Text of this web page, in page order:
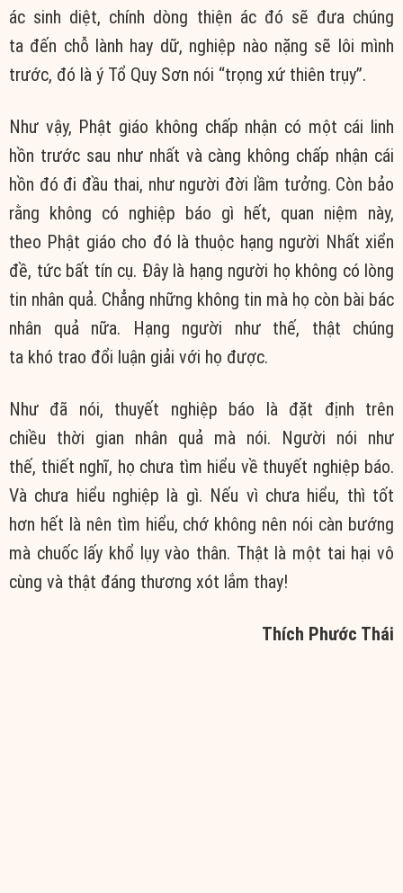
ác sinh diệt, chính dòng thiện ácđó sẽ đưa chúng
ta đến chỗ lành hay dữ, nghiệp nào nặng sẽ lôi mình
trước, đó là ý Tổ Quy Sơn nói “trọng xứ thiên trụy”.
Như vậy, Phật giáo không chấp nhận có một cái linh
hồn trước sau như nhất và càng không chấp nhận cái
hồn đó đi đầu thai, như người đời lầm tưởng. Còn bảo
rằng không có nghiệp báo gì hết, quan niệm này,
theo Phật giáo cho đó là thuộc hạng người Nhất xiển
đề, tức bất tín cụ. Đây là hạng người họ không có lòng
tin nhân quả. Chẳng những không tin mà họ còn bài bác
nhân quả nữa. Hạng người như thế, thật chúng
ta khó trao đổi luận giải với họ được.
Như đã nói, thuyết nghiệp báo là đặt định trên
chiều thời gian nhân quả mà nói. Người nói như
thế, thiết nghĩ, họ chưa tìm hiểu về thuyết nghiệp báo.
Và chưa hiểu nghiệp là gì. Nếu vì chưa hiểu, thì tốt
hơn hết là nên tìm hiểu, chớ không nên nói càn bướng
mà chuốc lấy khổ lụy vào thân. Thật là một tai hại vô
cùng và thật đáng thương xót lắm thay!
Thích Phước Thái